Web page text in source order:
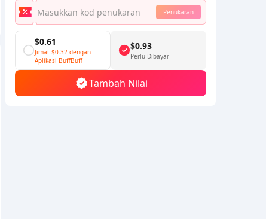
Penukaran
$0.61
Jimat $0.32 dengan
Aplikasi BuffBuff
$0.93
Perlu Dibayar
Tambah Nilai